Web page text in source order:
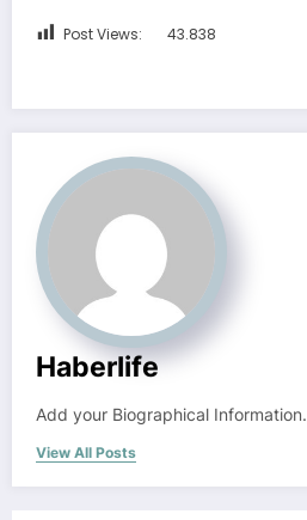
Post Views: 43.838
Haberlife
Add your Biographical Information.
View All Posts